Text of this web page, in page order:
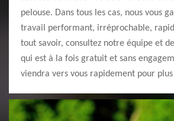
pelouse. Dans tous les cas, nous vous
travail performant, irréprochable,
tout savoir, consultez notre équipe et
qui est à la fois gratuit et sans
viendra vers vous rapidement pour